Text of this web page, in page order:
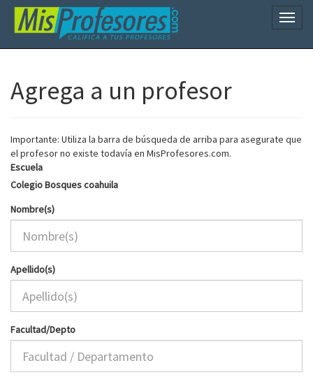
Agrega a un profesor
Importante: Utiliza la barra de búsqueda de arriba para asegurate que
el profesor no existe todavía en MisProfesores.com.
Escuela
Colegio Bosques coahuila
Nombre(s)
Apellido(s)
Facultad/Depto